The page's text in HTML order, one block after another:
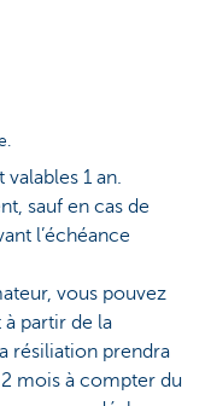
1 an.
sauf en cas de
l’échéance
vous pouvez
partir de la
résiliation prendra
2 mois à compter du